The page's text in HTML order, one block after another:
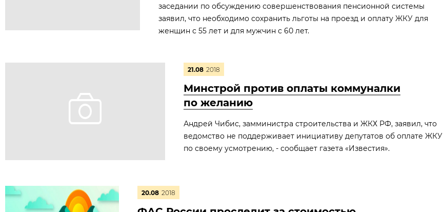
заседании по обсуждению совершенствования пенсионной системы
заявил, что необходимо сохранить льготы на проезд и оплату ЖКУ для
женщин с 55 лет и для мужчин с 60 лет.
21.08 2018
Минстрой против оплаты коммуналки
по желанию
Андрей Чибис, замминистра строительства и ЖКХ РФ, заявил, что
ведомство не поддерживает инициативу депутатов об оплате ЖКУ
по своему усмотрению, - сообщает газета «Известия».
20.08 2018